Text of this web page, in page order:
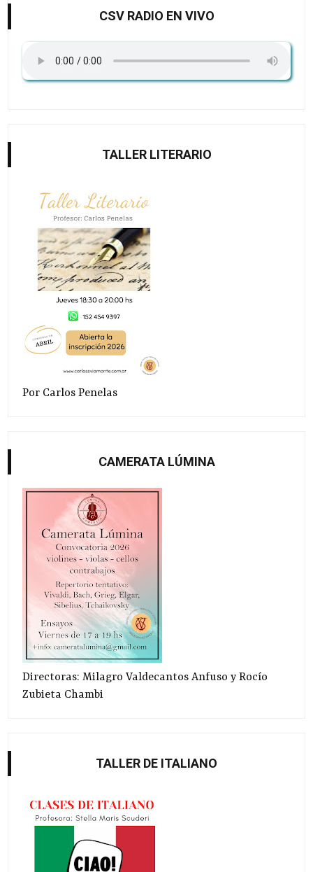
CSV RADIO EN VIVO
TALLER LITERARIO
Por Carlos Penelas
CAMERATA LÚMINA
Directoras: Milagro Valdecantos Anfuso y Rocío
Zubieta Chambi
TALLER DE ITALIANO